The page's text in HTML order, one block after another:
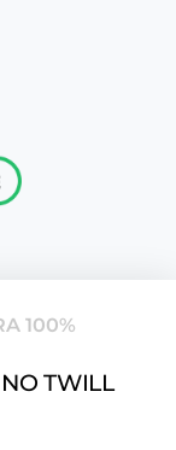
100%
TWILL